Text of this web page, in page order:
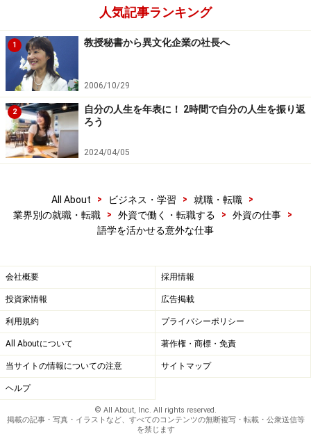
人気記事ランキング
1 教授秘書から異文化企業の社長へ
2006/10/29
2
自分の人生を年表に！ 2時間で自分の人生を振り返
ろう
2024/04/05
All About > ビジネス・学習 > 就職・転職
>
業界別の就職・転職
> 外資で働く・転職する > 外資の仕事
>
語学を活かせる意外な仕事
会社概要 採用情報
投資家情報 広告掲載
利用規約 プライバシーポリシー
All Aboutについて 著作権・商標・免責
当サイトの情報についての注意 サイトマップ
ヘルプ
© All About, Inc. All rights reserved.
掲載の記事・写真・イラストなど、すべてのコンテンツの無断複写・転載・公衆送信等
を禁じます